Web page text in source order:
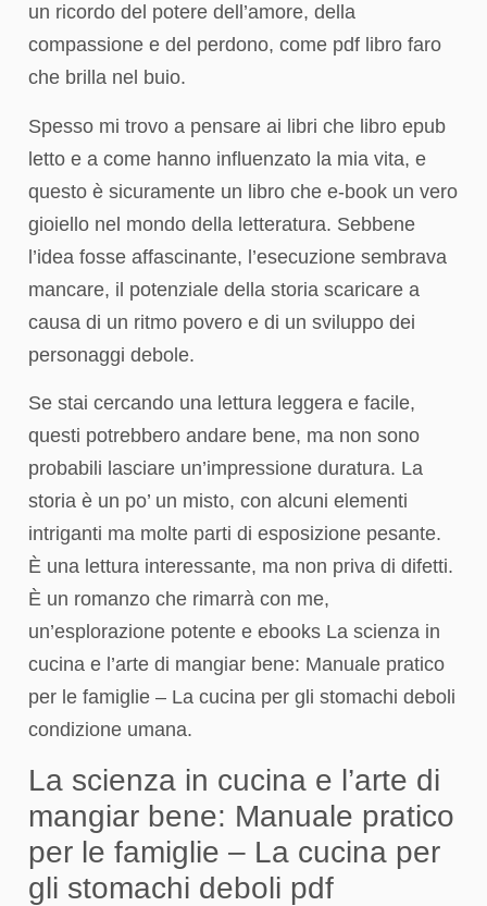
un ricordo del potere dell’amore, della
compassione e del perdono, come pdf libro faro
che brilla nel buio.
Spesso mi trovo a pensare ai libri che libro epub
letto e a come hanno influenzato la mia vita, e
questo è sicuramente un libro che e-book un vero
gioiello nel mondo della letteratura. Sebbene
l’idea fosse affascinante, l’esecuzione sembrava
mancare, il potenziale della storia scaricare a
causa di un ritmo povero e di un sviluppo dei
personaggi debole.
Se stai cercando una lettura leggera e facile,
questi potrebbero andare bene, ma non sono
probabili lasciare un’impressione duratura. La
storia è un po’ un misto, con alcuni elementi
intriganti ma molte parti di esposizione pesante.
È una lettura interessante, ma non priva di difetti.
È un romanzo che rimarrà con me,
un’esplorazione potente e ebooks La scienza in
cucina e l’arte di mangiar bene: Manuale pratico
per le famiglie – La cucina per gli stomachi deboli
condizione umana.
La scienza in cucina e l’arte di
mangiar bene: Manuale pratico
per le famiglie – La cucina per
gli stomachi deboli pdf